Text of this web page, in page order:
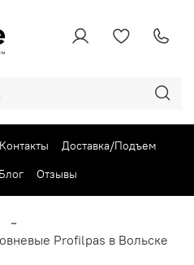
Контакты
Доставка/Подъем
Блог Отзывы
Profilpas в Вольске